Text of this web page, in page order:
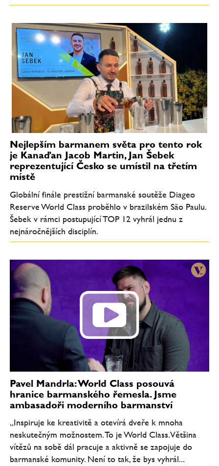
Nejlepším barmanem světa pro tento rok
je Kanaďan Jacob Martin, Jan Šebek
reprezentující Česko se umístil na třetím
místě
Globální finále prestižní barmanské soutěže Diageo
Reserve World Class proběhlo v brazilském São Paulu.
Šebek v rámci postupující TOP 12 vyhrál jednu z
nejnáročnějších disciplín.
Pavel Mandrla: World Class posouvá
hranice barmanského řemesla. Jsme
ambasadoři moderního barmanství
„Inspiruje ke kreativitě a otevírá dveře k mnoha
neskutečným možnostem. To je World Class. Většina
vítězů na sobě dál pracuje a aktivně se zapojuje do
barmanské komunity. Není to tak, že bys vyhrál...